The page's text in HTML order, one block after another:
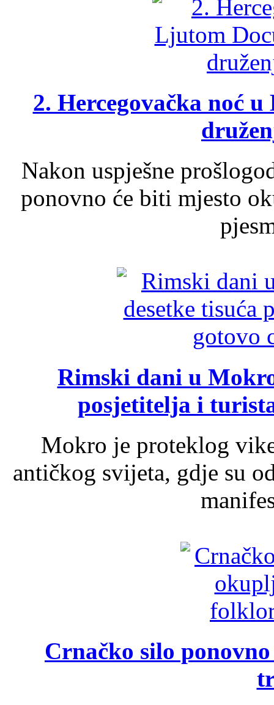
2. Hercegovačka noć
Nakon uspješne
ponovno će biti mjesto
Rimski dani u
posjetitelja i
Mokro je proteklog
antičkog svijeta, gdje su
Crnačko silo